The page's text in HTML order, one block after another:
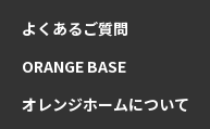
よくあるご質問
ORANGE BASE
オレンジホームについて